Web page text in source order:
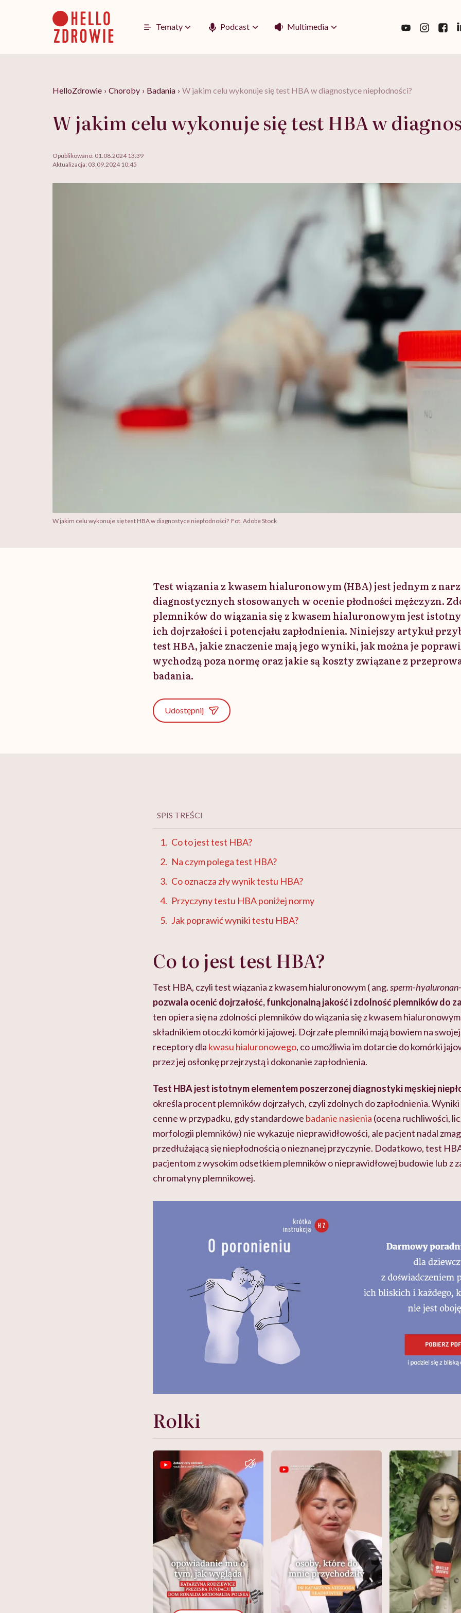
Tematy Podcast Multimedia
HelloZdrowie › Choroby › Badania › W jakim celu wykonuje się test HBA w diagnostyce niepłodności?
W jakim celu wykonuje się test HBA w
Opublikowano: 01.08.2024 13:39
Aktualizacja: 03.09.2024 10:45
W jakim celu wykonuje się test HBA w diagnostyce niepłodności? Fot. Adobe Stock
Test wiązania z kwasem hialuronowym (HBA) jest jednym z
diagnostycznych stosowanych w ocenie płodności mężczyzn.
plemników do wiązania się z kwasem hialuronowym jest
ich dojrzałości i potencjału zapłodnienia. Niniejszy artykuł
test HBA, jakie znaczenie mają jego wyniki, jak można je
wychodzą poza normę oraz jakie są koszty związane z
badania.
Udostępnij
SPIS TREŚCI
Co to jest test HBA?
Na czym polega test HBA?
Co oznacza zły wynik testu HBA?
Przyczyny testu HBA poniżej normy
Jak poprawić wyniki testu HBA?
Co to jest test HBA?
Test HBA, czyli test wiązania z kwasem hialuronowym ( ang.sperm-
pozwala ocenić dojrzałość, funkcjonalną jakość i zdolność plemników do
ten opiera się na zdolności plemników do wiązania się z kwasem
składnikiem otoczki komórki jajowej. Dojrzałe plemniki mają bowiem na
receptory dla kwasu hialuronowego, co umożliwia im dotarcie do komórki
przez jej osłonkę przejrzystą i dokonanie zapłodnienia.
Test HBA jest istotnym elementem poszerzonej diagnostyki męskiej
określa procent plemników dojrzałych, czyli zdolnych do zapłodnienia.
cenne w przypadku, gdy standardowe badanie nasienia (ocena ruchliwości,
morfologii plemników) nie wykazuje nieprawidłowości, ale pacjent nadal
przedłużającą się niepłodnością o nieznanej przyczynie. Dodatkowo, test
pacjentom z wysokim odsetkiem plemników o nieprawidłowej budowie lub z
chromatyny plemnikowej.
Rolki